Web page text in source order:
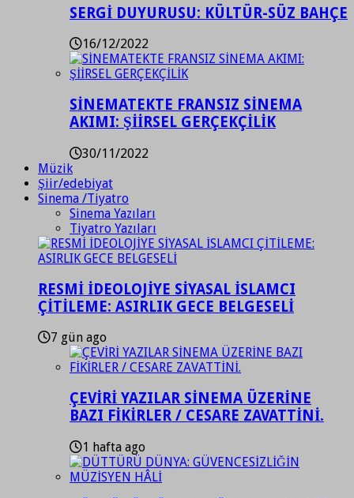
SERGİ DUYURUSU: KÜLTÜR-SÜZ BAHÇE
16/12/2022
SİNEMATEKTE FRANSIZ SİNEMA
AKIMI: ŞİİRSEL GERÇEKÇİLİK
30/11/2022
Müzik
Şiir/edebiyat
Sinema /Tiyatro
Sinema Yazıları
Tiyatro Yazıları
RESMİ İDEOLOJİYE SİYASAL İSLAMCI
ÇİTİLEME: ASIRLIK GECE BELGESELİ
7 gün ago
ÇEVİRİ YAZILAR SİNEMA ÜZERİNE
BAZI FİKİRLER / CESARE ZAVATTİNİ.
1 hafta ago